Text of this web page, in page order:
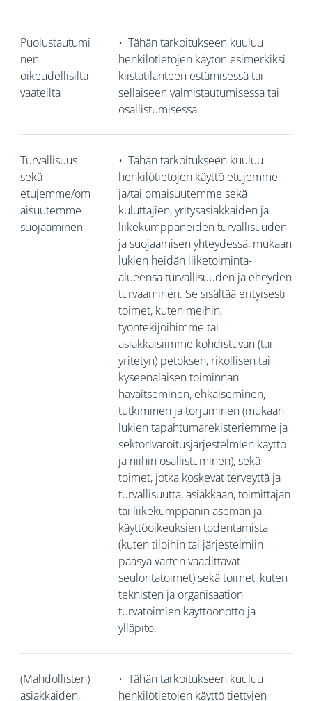
Puolustautumi
nen
oikeudellisilta
vaateilta
• Tähän tarkoitukseen kuuluu
henkilötietojen käytön esimerkiksi
kiistatilanteen estämisessä tai
sellaiseen valmistautumisessa tai
osallistumisessa.
Turvallisuus
sekä
etujemme/om
aisuutemme
suojaaminen
• Tähän tarkoitukseen kuuluu
henkilötietojen käyttö etujemme
ja/tai omaisuutemme sekä
kuluttajien, yritysasiakkaiden ja
liikekumppaneiden turvallisuuden
ja suojaamisen yhteydessä, mukaan
lukien heidän liiketoiminta-
alueensa turvallisuuden ja eheyden
turvaaminen. Se sisältää erityisesti
toimet, kuten meihin,
työntekijöihimme tai
asiakkaisiimme kohdistuvan (tai
yritetyn) petoksen, rikollisen tai
kyseenalaisen toiminnan
havaitseminen, ehkäiseminen,
tutkiminen ja torjuminen (mukaan
lukien tapahtumarekisteriemme ja
sektorivaroitusjärjestelmien käyttö
ja niihin osallistuminen), sekä
toimet, jotka koskevat terveyttä ja
turvallisuutta, asiakkaan, toimittajan
tai liikekumppanin aseman ja
käyttöoikeuksien todentamista
(kuten tiloihin tai järjestelmiin
pääsyä varten vaadittavat
seulontatoimet) sekä toimet, kuten
teknisten ja organisaation
turvatoimien käyttöönotto ja
ylläpito.
(Mahdollisten)
asiakkaiden,
• Tähän tarkoitukseen kuuluu
henkilötietojen käyttö tiettyjen